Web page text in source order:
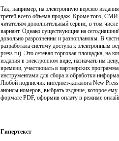
Так, например, на электронную версию
третей всего объема продаж. Кроме того, СМИ
читателям дополнительный сервис, в том
вариант. Однако существующие на
довольно разрозненны и разноплановы. В
разработала систему доступа к электронным
press.ru). Это сетевая торговая площадка, на
издания в электронном виде, назначать им
времени, участвовать в партнерских
инструментами для сбора и обработки
Любой подписчик интернет-каталога New
анонсы номеров, выбрать издание, которое
формате PDF, оформив оплату в режиме
Гипертекст